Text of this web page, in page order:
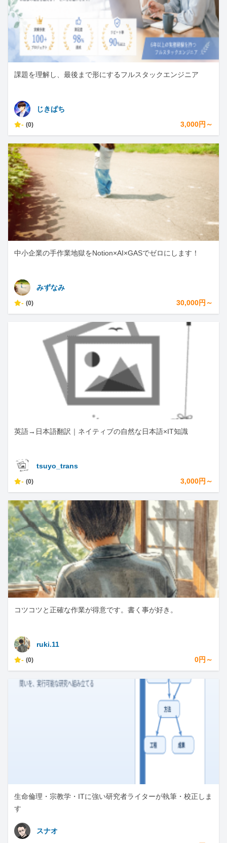
課題を理解し、最後まで形にするフルスタックエンジニア
じきぱち
- (0) 3,000円～
中小企業の手作業地獄をNotion×AI×GASでゼロにします！
みずなみ
- (0) 30,000円～
英語→日本語翻訳｜ネイティブの自然な日本語×IT知識
tsuyo_trans
- (0) 3,000円～
コツコツと正確な作業が得意です。書く事が好き。
ruki.11
- (0) 0円～
生命倫理・宗教学・ITに強い研究者ライターが執筆・校正しま
す
スナオ